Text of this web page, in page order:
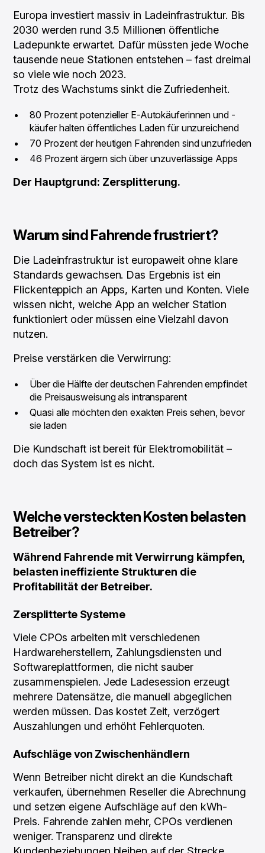
Europa investiert massiv in Ladeinfrastruktur. Bis
2030 werden rund 3.5 Millionen öffentliche
Ladepunkte erwartet. Dafür müssten jede Woche
tausende neue Stationen entstehen – fast dreimal
so viele wie noch 2023.
Trotz des Wachstums sinkt die Zufriedenheit.
80 Prozent potenzieller E-Autokäuferinnen und -
käufer halten öffentliches Laden für unzureichend
70 Prozent der heutigen Fahrenden sind unzufrieden
46 Prozent ärgern sich über unzuverlässige Apps
Der Hauptgrund: Zersplitterung.
Warum sind Fahrende frustriert?
Die Ladeinfrastruktur ist europaweit ohne klare
Standards gewachsen. Das Ergebnis ist ein
Flickenteppich an Apps, Karten und Konten. Viele
wissen nicht, welche App an welcher Station
funktioniert oder müssen eine Vielzahl davon
nutzen.
Preise verstärken die Verwirrung:
Über die Hälfte der deutschen Fahrenden empfindet
die Preisausweisung als intransparent
Quasi alle möchten den exakten Preis sehen, bevor
sie laden
Die Kundschaft ist bereit für Elektromobilität –
doch das System ist es nicht.
Welche versteckten Kosten belasten
Betreiber?
Während Fahrende mit Verwirrung kämpfen,
belasten ineffiziente Strukturen die
Profitabilität der Betreiber.
Zersplitterte Systeme
Viele CPOs arbeiten mit verschiedenen
Hardwareherstellern, Zahlungsdiensten und
Softwareplattformen, die nicht sauber
zusammenspielen. Jede Ladesession erzeugt
mehrere Datensätze, die manuell abgeglichen
werden müssen. Das kostet Zeit, verzögert
Auszahlungen und erhöht Fehlerquoten.
Aufschläge von Zwischenhändlern
Wenn Betreiber nicht direkt an die Kundschaft
verkaufen, übernehmen Reseller die Abrechnung
und setzen eigene Aufschläge auf den kWh-
Preis. Fahrende zahlen mehr, CPOs verdienen
weniger. Transparenz und direkte